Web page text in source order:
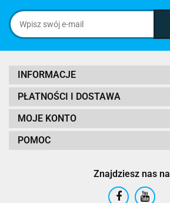
INFORMACJE
PŁATNOŚCI I DOSTAWA
MOJE KONTO
POMOC
Znajdziesz nas na